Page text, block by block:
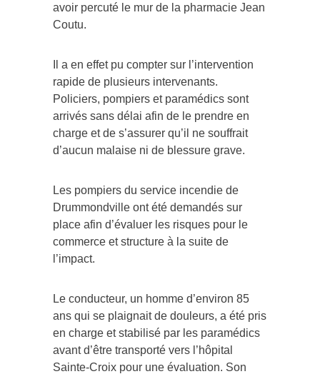
avoir percuté le mur de la pharmacie Jean
Coutu.
Il a en effet pu compter sur l’intervention
rapide de plusieurs intervenants.
Policiers, pompiers et paramédics sont
arrivés sans délai afin de le prendre en
charge et de s’assurer qu’il ne souffrait
d’aucun malaise ni de blessure grave.
Les pompiers du service incendie de
Drummondville ont été demandés sur
place afin d’évaluer les risques pour le
commerce et structure à la suite de
l’impact.
Le conducteur, un homme d’environ 85
ans qui se plaignait de douleurs, a été pris
en charge et stabilisé par les paramédics
avant d’être transporté vers l’hôpital
Sainte-Croix pour une évaluation. Son